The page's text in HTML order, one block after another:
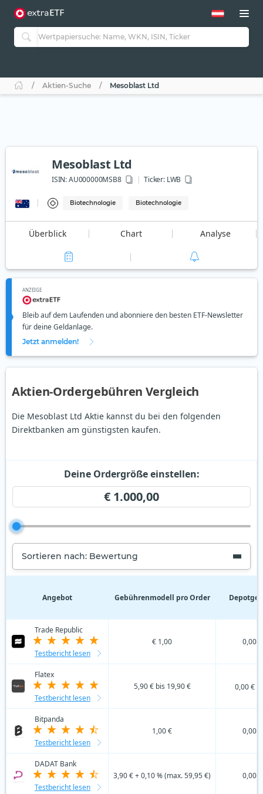
Aktien-Suche Mesoblast Ltd
Mesoblast Ltd
ISIN:AU000000MSB8 Ticker:LWB
Biotechnologie Biotechnologie
Überblick Chart Analyse
ANZEIGE
Bleib auf dem Laufenden und abonniere den besten ETF-Newsletter
für deine Geldanlage.
Jetzt anmelden!
Aktien-Ordergebühren Vergleich
Die Mesoblast Ltd Aktie kannst du bei den folgenden
Direktbanken am günstigsten kaufen.
Deine Ordergröße einstellen:
€ 1.000,00
Sortieren nach: Bewertung
Angebot Gebührenmodell pro Order
Trade Republic
Testbericht lesen
€ 1,00 0,00 €
Flatex
Testbericht lesen
5,90 € bis 19,90 € 0,00 €
Bitpanda
Testbericht lesen
1,00 € 0,00 €
DADAT Bank
Testbericht lesen
3,90 € + 0,10 % (max. 59,95 €) 0,00 €